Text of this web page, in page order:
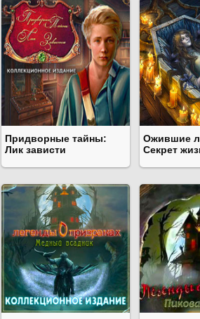
Придворные тайны:
Лик зависти
Ожившие
Секрет